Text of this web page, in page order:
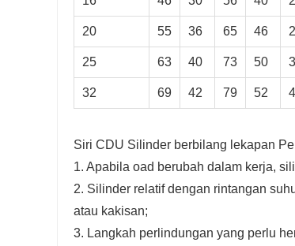
20 55 36 65 46
25 63 40 73 50
32 69 42 79 52
Siri CDU Silinder berbilang lekapan
1. Apabila oad berubah dalam kerja,
2. Silinder relatif dengan rintangan
atau kakisan;
3. Langkah perlindungan yang perlu